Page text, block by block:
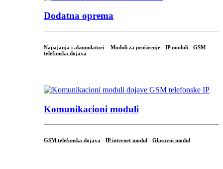
Dodatna oprema
Napajanja i akumulatori - Moduli za proširenje - IP moduli - GSM
telefonska dojava
Komunikacioni moduli
GSM telefonska dojava - IP internet modul - Glasovni modul